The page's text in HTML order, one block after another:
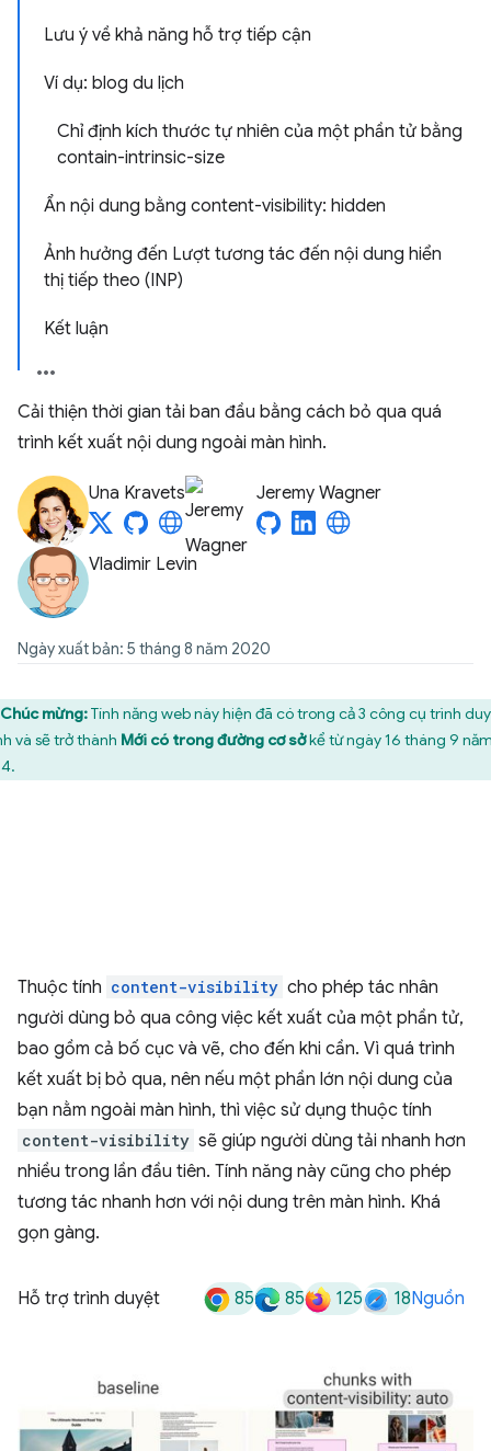
Lưu ý về khả năng hỗ trợ tiếp cận
Ví dụ: blog du lịch
Chỉ định kích thước tự nhiên của một phần tử bằng
contain-intrinsic-size
Ẩn nội dung bằng content-visibility: hidden
Ảnh hưởng đến Lượt tương tác đến nội dung hiển
thị tiếp theo (INP)
Kết luận
Cải thiện thời gian tải ban đầu bằng cách bỏ qua quá
trình kết xuất nội dung ngoài màn hình.
Una Kravets Jeremy Wagner
Vladimir Levin
Ngày xuất bản: 5 tháng 8 năm 2020
Chúc mừng:Tính năng web này hiện đã có trong cả 3 công cụ trình
và sẽ trở thành Mới có trong đường cơ sởkể từ ngày 16 tháng 9
Thuộc tính content-visibility cho phép tác nhân
người dùng bỏ qua công việc kết xuất của một phần tử,
bao gồm cả bố cục và vẽ, cho đến khi cần. Vì quá trình
kết xuất bị bỏ qua, nên nếu một phần lớn nội dung của
bạn nằm ngoài màn hình, thì việc sử dụng thuộc tính
content-visibility sẽ giúp người dùng tải nhanh hơn
nhiều trong lần đầu tiên. Tính năng này cũng cho phép
tương tác nhanh hơn với nội dung trên màn hình. Khá
gọn gàng.
Hỗ trợ trình duyệt 85 85 125 18Nguồn